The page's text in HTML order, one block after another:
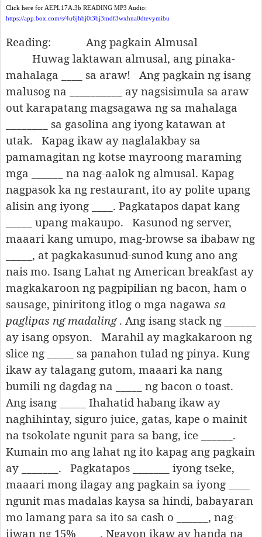
Click here for AEPL17A.3b READING MP3 Audio:
https://app.box.com/s/4u6jhbj0t3bj3mdf3wxhna0dtevymibu
Reading: Ang pagkain Almusal
Huwag laktawan almusal, ang pinaka-
mahalaga ____ sa araw!
Ang pagkain ng isang
malusog na __________ ay nagsisimula sa araw
out karapatang magsagawa ng sa mahalaga
________ sa gasolina ang iyong katawan at
utak.
Kapag ikaw ay naglalakbay sa
pamamagitan ng kotse mayroong maraming
mga ______ na nag-aalok ng almusal. Kapag
nagpasok ka ng restaurant, ito ay polite upang
alisin ang iyong ____. Pagkatapos dapat kang
_____ upang makaupo.
Kasunod ng server,
maaari kang umupo, mag-browse sa ibabaw ng
_____, at pagkakasunud-sunod kung ano ang
nais mo. Isang Lahat ng American breakfast ay
magkakaroon ng pagpipilian ng bacon, ham o
sausage, piniritong itlog o mga nagawa sa
paglipas ng madaling. Ang isang stack ng ______
ay isang opsyon.
Marahil ay magkakaroon ng
slice ng _____ sa panahon tulad ng pinya. Kung
ikaw ay talagang gutom, maaari ka nang
bumili ng dagdag na _____ ng bacon o toast.
Ang isang _____ Ihahatid habang ikaw ay
naghihintay, siguro juice, gatas, kape o mainit
na tsokolate ngunit para sa bang, ice ______.
Kumain mo ang lahat ng ito kapag ang pagkain
ay _______.
Pagkatapos _______ iyong tseke,
maaari mong ilagay ang pagkain sa iyong ____
ngunit mas madalas kaysa sa hindi, babayaran
mo lamang para sa ito sa cash o ______, nag-
iiwan ng 15% ____. Ngayon ikaw ay handa na